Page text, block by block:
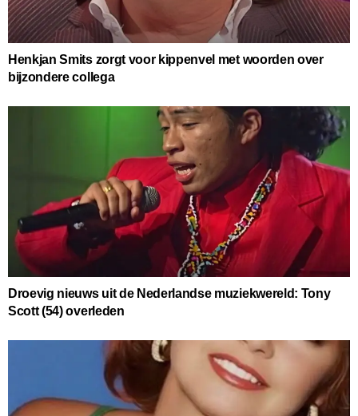
Henkjan Smits zorgt voor kippenvel met woorden over
bijzondere collega
Droevig nieuws uit de Nederlandse muziekwereld: Tony
Scott (54) overleden